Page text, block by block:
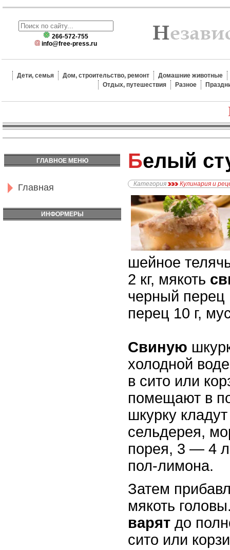
266-572-755
info@free-press.ru
Дети, семья Дом, строительство, ремонт
Домашние животные
Отдых, путешествия
Разное
ГЛАВНОЕ МЕНЮ
Главная
ИНФОРМЕРЫ
Белый
Категория Кулинария и
шейное
2 кг, мякоть
черный перец
перец 10 г,
Свиную
холодной
в сито или
помещают в
шкурку
сельдерея,
порея, 3 — 4
пол-лимона.
Затем
мякоть
варят до
сито или